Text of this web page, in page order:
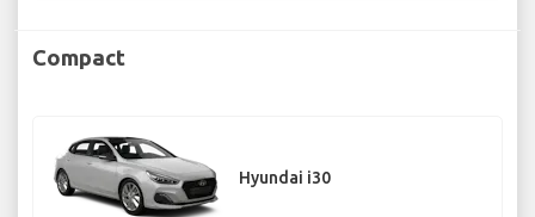
Compact
Hyundai i30